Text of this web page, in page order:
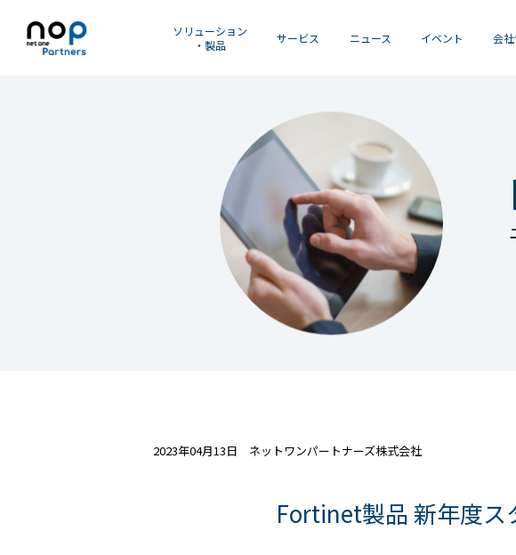
ソリューション
・製品
サービス ニュース イベント 会
2023年04月13日 ネットワンパートナーズ株式会社
Fortinet製品 新年度ス